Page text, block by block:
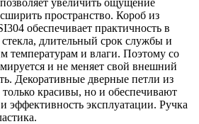
пространство. Короб из
обеспечивает практичность в
длительный срок службы и
температурам и влаги. Поэтому со
и не меняет свой внешний
Декоративные дверные петли из
красивы, но и обеспечивают
эффективность эксплуатации. Ручка